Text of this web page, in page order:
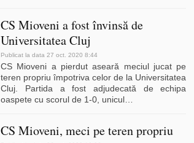
CS Mioveni a fost învinsă de
Universitatea Cluj
Publicat la data 27 oct. 2020 8:44
CS Mioveni a pierdut aseară meciul jucat pe
teren propriu împotriva celor de la Universitatea
Cluj. Partida a fost adjudecată de echipa
oaspete cu scorul de 1-0, unicul
CS Mioveni, meci pe teren propriu